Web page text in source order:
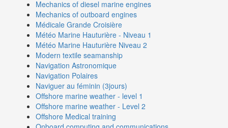
Mechanics of diesel marine engines
Mechanics of outboard engines
Médicale Grande Croisière
Météo Marine Hauturière - Niveau 1
Météo Marine Hauturière Niveau 2
Modern textile seamanship
Navigation Astronomique
Navigation Polaires
Naviguer au féminin (3jours)
Offshore marine weather - level 1
Offshore marine weather - Level 2
Offshore Medical training